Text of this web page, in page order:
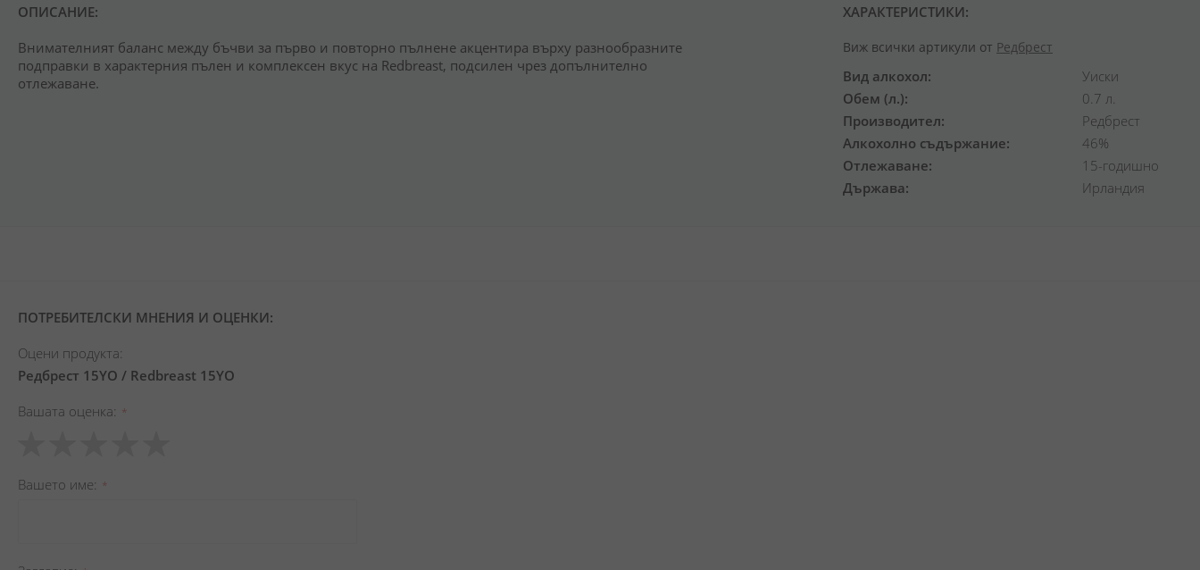
ХАРАКТЕРИСТИКИ:
Виж всички артикули от Редбрест
Вид алкохол
Уиски
Обем (л.)
0.7 л.
Производител
Редбрест
Алкохолно съдържание
46%
Отлежаване
15-годишно
Държава
Ирландия
ОПИСАНИЕ:
Внимателният баланс между бъчви за първо и повторно пълнене акцентира върху разнообразните
подправки в характерния пълен и комплексен вкус на Redbreast, подсилен чрез допълнително
отлежаване.
ПОТРЕБИТЕЛСКИ МНЕНИЯ И ОЦЕНКИ:
Оцени продукта:
Редбрест 15YO / Redbreast 15YO
Вашата оценка
star
stars
stars
stars
stars
Вашето име